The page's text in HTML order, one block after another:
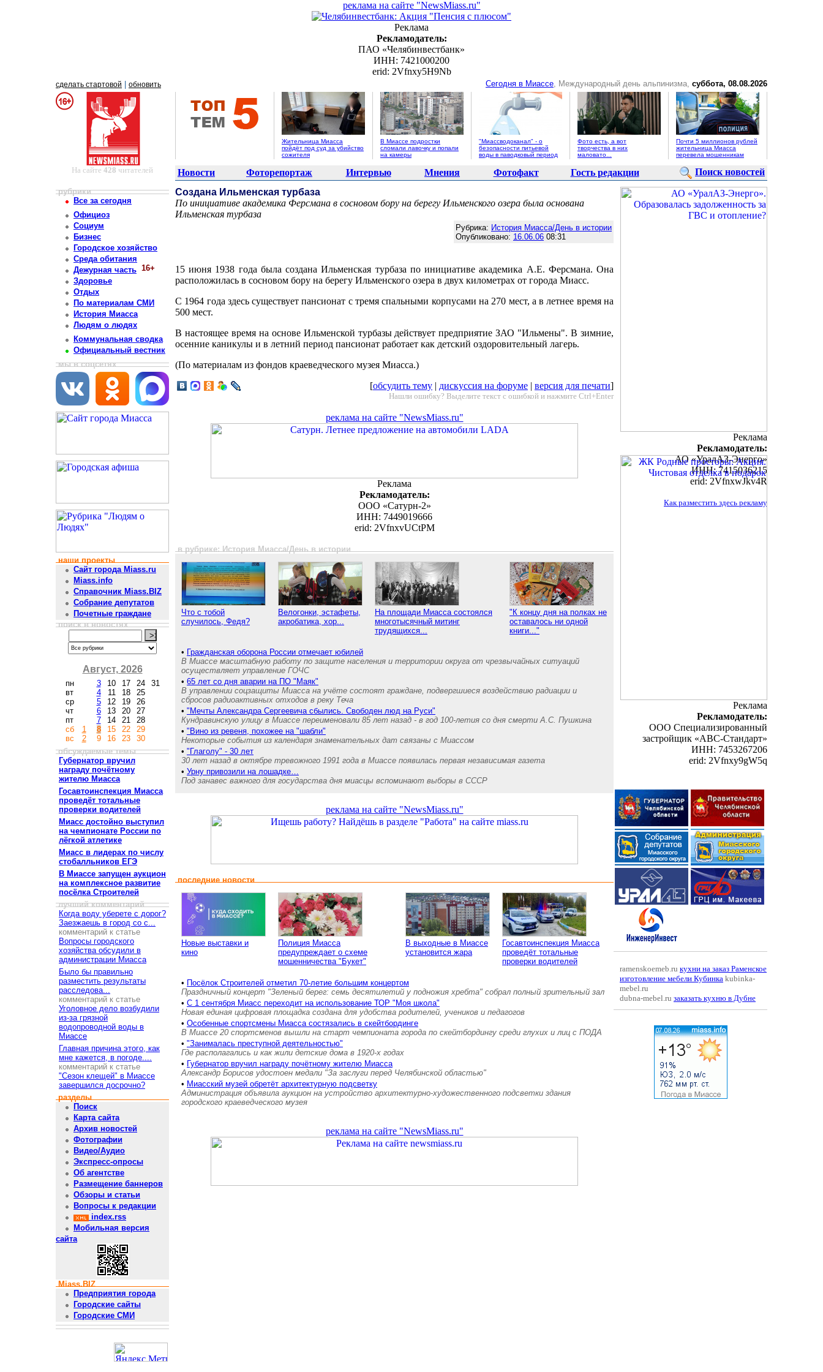
реклама на сайте "NewsMiass.ru"
Реклама
Рекламодатель:
ПАО «Челябинвестбанк»
ИНН: 7421000200
erid: 2Vfnxy5H9Nb
сделать стартовой обновить Сегодня в Миассе, Международный день альпинизма, суббота, 08.08.2026
Жительница Миасса
пойдёт под суд за убийство
сожителя
В Миассе подростки
сломали лавочку и попали
на камеры
"Миассводоканал" - о
безопасности питьевой
воды в паводковый период
Фото есть, а вот
творчества в них
маловато...
Почти 5 миллионов рублей
жительница Миасса
перевела мошенникам
На сайте 428 читателей Новости Фоторепортаж Интервью Мнения Фотофакт Гость редакции Поиск новостей
рубрики
Все за сегодня
Официоз
Социум
Бизнес
Городское хозяйство
Среда обитания
Дежурная часть 16+
Здоровье
Отдых
По материалам СМИ
История Миасса
Людям о людях
Коммунальная сводка
Официальный вестник
мы в соцсетях
наши проекты
Сайт города Miass.ru
Miass.info
Справочник Miass.BIZ
Собрание депутатов
Почетные граждане
поиск в новостях
Август, 2026
пн
вт
ср
чт
пт
сб
вс
1
2
3
4
5
6
7
8
9
10
11
12
13
14
15
16
17
18
19
20
21
22
23
24
25
26
27
28
29
30
31
обсуждаемые темы
Губернатор вручил
награду почётному
жителю Миасса
Госавтоинспекция Миасса
проведёт тотальные
проверки водителей
Миасс достойно выступил
на чемпионате России по
лёгкой атлетике
Миасс в лидерах по числу
стобалльников ЕГЭ
В Миассе запущен аукцион
на комплексное развитие
посёлка Строителей
лучший комментарий
Когда воду уберете с дорог?
Заезжаешь в город со с...
комментарий к статье
Вопросы городского
хозяйства обсудили в
администрации Миасса
Было бы правильно
разместить результаты
расследова...
комментарий к статье
Уголовное дело возбудили
из-за грязной
водопроводной воды в
Миассе
Главная причина этого, как
мне кажется, в погоде....
комментарий к статье
"Сезон клещей" в Миассе
завершился досрочно?
разделы
Поиск
Карта сайта
Архив новостей
Фотографии
Видео/Аудио
Экспресс-опросы
Об агентстве
Размещение баннеров
Обзоры и статьи
Вопросы к редакции
index.rss
Мобильная версия
сайта
Miass.BIZ
Предприятия города
Городские сайты
Городские СМИ
Создана Ильменская турбаза
По инициативе академика Ферсмана в сосновом бору на берегу Ильменского озера была основана
Ильменская турбаза
Рубрика: История Миасса/День в истории
Опубликовано: 16.06.06 08:31
15 июня 1938 года была создана Ильменская турбаза по инициативе академика А.Е. Ферсмана. Она
расположилась в сосновом бору на берегу Ильменского озера в двух километрах от города Миасс.
С 1964 года здесь существует пансионат с тремя спальными корпусами на 270 мест, а в летнее время на
500 мест.
В настоящее время на основе Ильменской турбазы действует предприятие ЗАО "Ильмены". В зимние,
осенние каникулы и в летний период пансионат работает как детский оздоровительный лагерь.
(По материалам из фондов краеведческого музея Миасса.)
[обсудить тему | дискуссия на форуме | версия для печати]
Нашли ошибку? Выделите текст с ошибкой и нажмите Ctrl+Enter
реклама на сайте "NewsMiass.ru"
Реклама
Рекламодатель:
ООО «Сатурн-2»
ИНН: 7449019666
erid: 2VfnxvUCtPM
в рубрике: История Миасса/День в истории
Что с тобой
случилось, Федя?
Велогонки, эстафеты,
акробатика, хор...
На площади Миасса состоялся
многотысячный митинг
трудящихся...
"К концу дня на полках не
оставалось ни одной
книги..."
• Гражданская оборона России отмечает юбилей
В Миассе масштабную работу по защите населения и территории округа от чрезвычайных ситуаций
осуществляет управление ГОЧС
• 65 лет со дня аварии на ПО "Маяк"
В управлении соцзащиты Миасса на учёте состоят граждане, подвергшиеся воздействию радиации и
сбросов радиоактивных отходов в реку Теча
• "Мечты Александра Сергеевича сбылись. Свободен люд на Руси"
Кундравинскую улицу в Миассе переименовали 85 лет назад - в год 100-летия со дня смерти А.С. Пушкина
• "Вино из ревеня, похожее на "шабли"
Некоторые события из календаря знаменательных дат связаны с Миассом
• "Глаголу" - 30 лет
30 лет назад в октябре тревожного 1991 года в Миассе появилась первая независимая газета
• Урну привозили на лошадке…
Под занавес важного для государства дня миасцы вспоминают выборы в СССР
реклама на сайте "NewsMiass.ru"
последние новости
Новые выставки и
кино
Полиция Миасса
предупреждает о схеме
мошенничества "Букет"
В выходные в Миассе
установится жара
Госавтоинспекция Миасса
проведёт тотальные
проверки водителей
• Посёлок Строителей отметил 70-летие большим концертом
Праздничный концерт "Зеленый берег: семь десятилетий у подножия хребта" собрал полный зрительный зал
• С 1 сентября Миасс переходит на использование ТОР "Моя школа"
Новая единая цифровая площадка создана для удобства родителей, учеников и педагогов
• Особенные спортсмены Миасса состязались в скейтбординге
В Миассе 20 спортсменов вышли на старт чемпионата города по скейтбордингу среди глухих и лиц с ПОДА
• "Занималась преступной деятельностью"
Где располагались и как жили детские дома в 1920-х годах
• Губернатор вручил награду почётному жителю Миасса
Александр Борисов удостоен медали "За заслуги перед Челябинской областью"
• Миасский музей обретёт архитектурную подсветку
Администрация объявила аукцион на устройство архитектурно-художественного подсветки здания
городского краеведческого музея
реклама на сайте "NewsMiass.ru"
Реклама
Рекламодатель:
АО «УралАЗ-Энерго»
ИНН: 7415036215
erid: 2VfnxwJkv4R
Как разместить здесь рекламу
Реклама
Рекламодатель:
ООО Специализированный
застройщик «АВС-Стандарт»
ИНН: 7453267206
erid: 2Vfnxy9gW5q
ramenskoemeb.ru кухни на заказ Раменское
изготовление мебели Кубинка kubinka-
mebel.ru
dubna-mebel.ru заказать кухню в Дубне